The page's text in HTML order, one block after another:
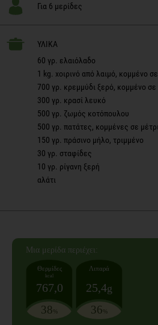
Για 6 μερίδες
ΥΛΙΚΑ
60 γρ. ελαιόλαδο
1 kg. χοιρινό από λαιμό, κομμένο
700 γρ. κρεμμύδι ξερό, κομμένο
300 γρ. κρασί λευκό
500 γρ. ζωμός κοτόπουλου
500 γρ. πατάτες, κομμένες σε
150 γρ. πράσινο μήλο, τριμμένο
30 γρ. σταφίδες
10 γρ. ρίγανη ξερή
αλάτι
Mια μερίδα περιέχει:
Θερμίδες
kcal
767,0
38 %
Λιπαρά
25,4g
36 %